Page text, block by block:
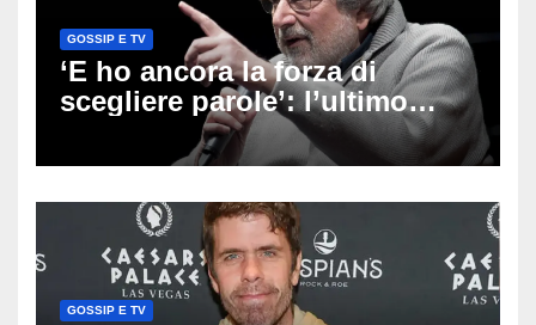
GOSSIP E TV
‘E ho ancora la forza di
scegliere parole’: l’ultimo
viaggio di Francesco Guccini,
i fan in pellegrinaggio a
GOSSIP E TV